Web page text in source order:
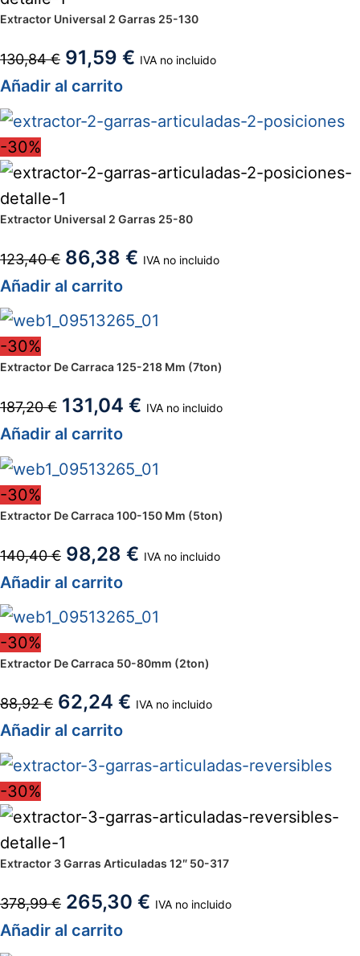
Extractor Universal 2 Garras 25-130
130,84€ 91,59 € IVA no incluido
Añadir al carrito
-30%
Extractor Universal 2 Garras 25-80
123,40€ 86,38 € IVA no incluido
Añadir al carrito
-30%
Extractor De Carraca 125-218 Mm (7ton)
187,20€ 131,04 € IVA no incluido
Añadir al carrito
-30%
Extractor De Carraca 100-150 Mm (5ton)
140,40€ 98,28 € IVA no incluido
Añadir al carrito
-30%
Extractor De Carraca 50-80mm (2ton)
88,92€ 62,24 € IVA no incluido
Añadir al carrito
-30%
Extractor 3 Garras Articuladas 12″ 50-317
378,99€ 265,30 € IVA no incluido
Añadir al carrito